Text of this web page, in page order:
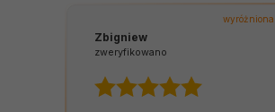
wyróżniona
Zbigniew
zweryfikowano